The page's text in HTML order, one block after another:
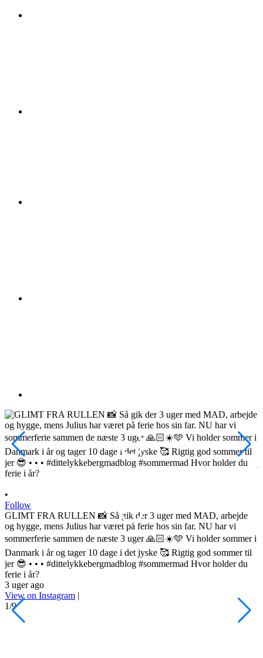
•
Follow
GLIMT FRA RULLEN 📸 Så gik der 3 uger med MAD, arbejde
og hygge, mens Julius har været på ferie hos sin far. NU har vi
sommerferie sammen de næste 3 uger 🙏🏻☀️🩵 Vi holder sommer i
Danmark i år og tager 10 dage i det jyske 🥰 Rigtig god sommer til
jer 😎 • • • #dittelykkebergmadblog #sommermad Hvor holder du
ferie i år?
3 uger ago
View on Instagram |
1/9